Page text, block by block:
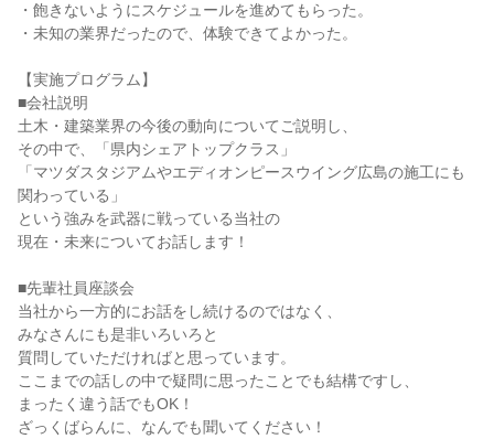
・飽きないようにスケジュールを進めてもらった。
・未知の業界だったので、体験できてよかった。
【実施プログラム】
■会社説明
土木・建築業界の今後の動向についてご説明し、
その中で、「県内シェアトップクラス」
「マツダスタジアムやエディオンピースウイング広島の施工にも
関わっている」
という強みを武器に戦っている当社の
現在・未来についてお話します！
■先輩社員座談会
当社から一方的にお話をし続けるのではなく、
みなさんにも是非いろいろと
質問していただければと思っています。
ここまでの話しの中で疑問に思ったことでも結構ですし、
まったく違う話でもOK！
ざっくばらんに、なんでも聞いてください！